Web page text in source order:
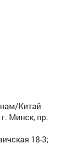
Китай
Минск, пр.
18-3;